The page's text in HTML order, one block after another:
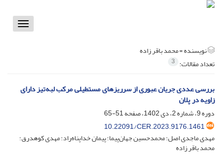
Toggle
نویسنده =محمد باقر زاده
تعداد مقالات: 3
بررسی عددی جریان عبوری از سرریزهای مستطیلی مرکب لبه‌تیز دارای
زاویه در پلان
دوره 9، شماره 2، دی 1402، صفحه
51-65
10.22091/CER.2023.9176.1461
مهدی ماجدی اصل؛ محمدحسین جهان‌پیما؛ پیمان خداپناه‌راد؛ مهدی کوهدرق؛
محمد باقر زاده